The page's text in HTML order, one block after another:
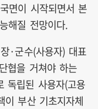
면이 시작되면서 본
해질 전망이다.
·군수(사용자) 대표
협을 거쳐야 하는
독립된 사용자(고용
이 부산 기초지자체